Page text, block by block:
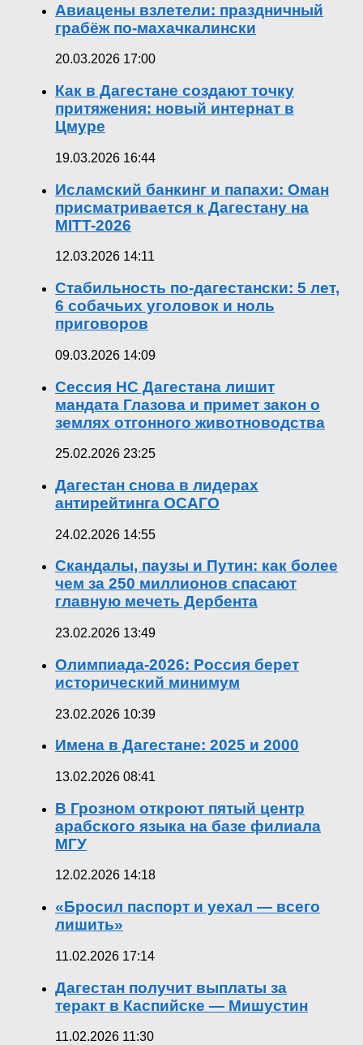
Авиацены взлетели: праздничный
грабёж по-махачкалински
20.03.2026 17:00
Как в Дагестане создают точку
притяжения: новый интернат в
Цмуре
19.03.2026 16:44
Исламский банкинг и папахи: Оман
присматривается к Дагестану на
MITT-2026
12.03.2026 14:11
Стабильность по-дагестански: 5 лет,
6 собачьих уголовок и ноль
приговоров
09.03.2026 14:09
Сессия НС Дагестана лишит
мандата Глазова и примет закон о
землях отгонного животноводства
25.02.2026 23:25
Дагестан снова в лидерах
антирейтинга ОСАГО
24.02.2026 14:55
Скандалы, паузы и Путин: как более
чем за 250 миллионов спасают
главную мечеть Дербента
23.02.2026 13:49
Олимпиада-2026: Россия берет
исторический минимум
23.02.2026 10:39
Имена в Дагестане: 2025 и 2000
13.02.2026 08:41
В Грозном откроют пятый центр
арабского языка на базе филиала
МГУ
12.02.2026 14:18
«Бросил паспорт и уехал — всего
лишить»
11.02.2026 17:14
Дагестан получит выплаты за
теракт в Каспийске — Мишустин
11.02.2026 11:30